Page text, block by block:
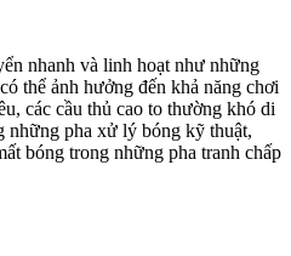
nhanh và linh hoạt như những
thể ảnh hưởng đến khả năng chơi
các cầu thủ cao to thường khó di
những pha xử lý bóng kỹ thuật,
bóng trong những pha tranh chấp